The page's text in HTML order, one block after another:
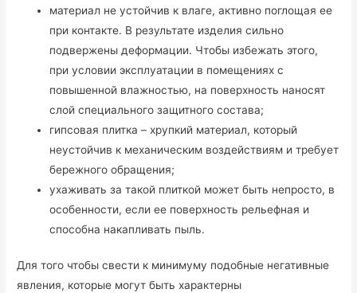
материал не устойчив к влаге, активно поглощая ее
при контакте. В результате изделия сильно
подвержены деформации. Чтобы избежать этого,
при условии эксплуатации в помещениях с
повышенной влажностью, на поверхность наносят
слой специального защитного состава;
гипсовая плитка – хрупкий материал, который
неустойчив к механическим воздействиям и требует
бережного обращения;
ухаживать за такой плиткой может быть непросто, в
особенности, если ее поверхность рельефная и
способна накапливать пыль.
Для того чтобы свести к минимуму подобные негативные
явления, которые могут быть характерны